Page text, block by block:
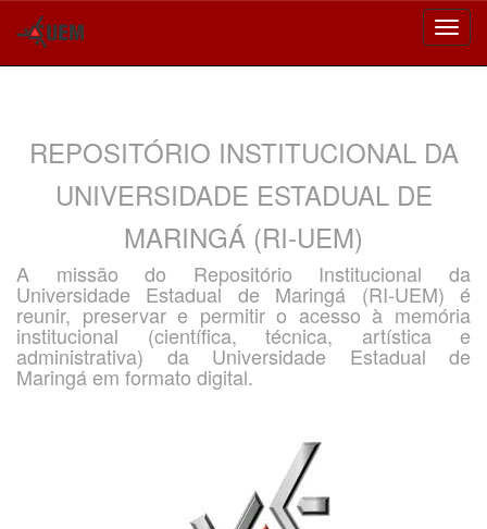
REPOSITÓRIO INSTITUCIONAL DA
UNIVERSIDADE ESTADUAL DE
MARINGÁ (RI-UEM)
A missão do Repositório Institucional da
Universidade Estadual de Maringá (RI-UEM) é
reunir, preservar e permitir o acesso à memória
institucional (científica, técnica, artística e
administrativa) da Universidade Estadual de
Maringá em formato digital.